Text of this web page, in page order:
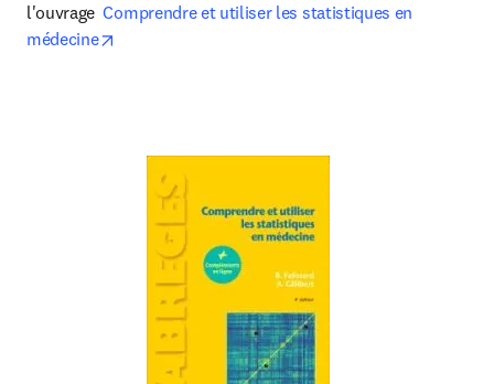
l'ouvrage Comprendre et utiliser les statistiques en
médecine